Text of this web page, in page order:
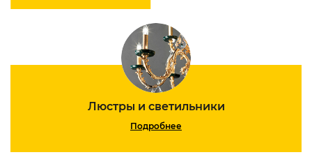
Люстры и светильники
Подробнее